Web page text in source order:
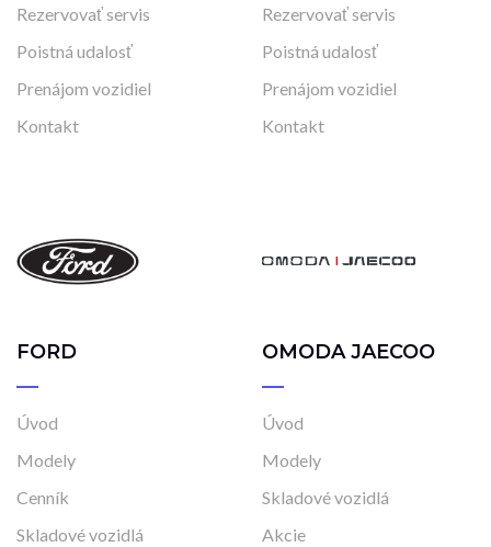
Rezervovať servis
Poistná udalosť
Prenájom vozidiel
Kontakt
Rezervovať servis
Poistná udalosť
Prenájom vozidiel
Kontakt
FORD
Úvod
Modely
Cenník
Skladové vozidlá
OMODA JAECOO
Úvod
Modely
Skladové vozidlá
Akcie